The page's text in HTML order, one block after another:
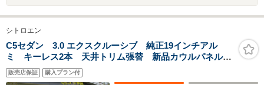
シトロエン
C5セダン 3.0 エクスクルーシブ 純正19インチアル
ミ キーレス2本 天井トリム張替 新品カウルパネル
ホイールナットキャップ ドアトリムベタ付き除去&再塗
装 ヘッドライト&ボディーコーティング
販売店保証 購入プラン付